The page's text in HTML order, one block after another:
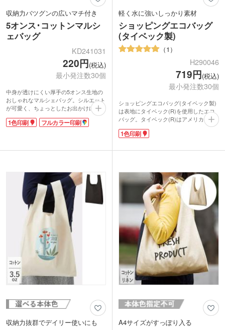
収納力バツグンの広いマチ付き
5オンス･コットンマルシ
ェバッグ
KD241031
220円(税込)
最小発注数30個
中身が透けにくい厚手の5オンス生地の
おしゃれなマルシェバッグ。シルエット
が可愛く、ちょっとしたお出かけにもお
すすめです。A4サイズが収納できて、
広めのマチは角底。たっぷり荷物が入り
か。ショップの購入特典やノベルティに
おススメです。
1色印刷 フルカラー印刷
軽く水に強いしっかり素材
ショッピングエコバッグ
(タイベック製)
1
H290046
719円(税込)
最小発注数30個
ショッピングエコバッグ(タイベック製)
は表地にタイベック(R)を使用したエコ
バッグ。タイベック(R)はアメリカ・デ
ュポン社が開発した高密度ポリエチレン
製の不織布です。紙のように軽く、水に
す。本体重量は、ハンカチタオルと同じ
しやすいショッピングバッグです。
バッグか内ポケットに1色印刷が可能で
す。少し変わったおしゃれエコバッグを
作りませんか?1枚ずつPP袋入り。ノベ
ルティで渡しやすいと評判です。
1色印刷
収納力抜群でデイリー使いにも A4サイズがすっぽり入る